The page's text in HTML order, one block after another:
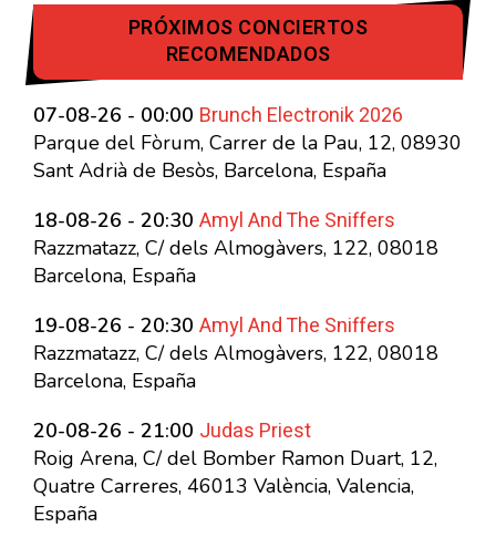
PRÓXIMOS CONCIERTOS
RECOMENDADOS
07-08-26 - 00:00 Brunch Electronik 2026
Parque del Fòrum, Carrer de la Pau, 12, 08930
Sant Adrià de Besòs, Barcelona, España
18-08-26 - 20:30 Amyl And The Sniffers
Razzmatazz, C/ dels Almogàvers, 122, 08018
Barcelona, España
19-08-26 - 20:30 Amyl And The Sniffers
Razzmatazz, C/ dels Almogàvers, 122, 08018
Barcelona, España
20-08-26 - 21:00 Judas Priest
Roig Arena, C/ del Bomber Ramon Duart, 12,
Quatre Carreres, 46013 València, Valencia,
España